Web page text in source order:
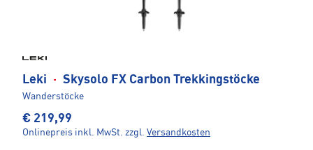
Leki · Skysolo FX Carbon Trekkingstöcke
Wanderstöcke
€ 219,99
Onlinepreis inkl. MwSt. zzgl. Versandkosten